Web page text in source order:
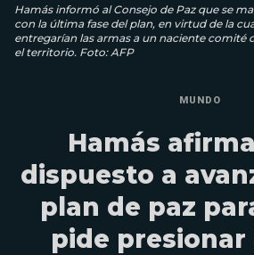
Hamás informó al Consejo de Paz que se
con la última fase del plan, en virtud de la
entregarían las armas a un naciente comité
el territorio. Foto: AFP
MUNDO
Hamás
dispuesto a
plan de paz
pide presionar